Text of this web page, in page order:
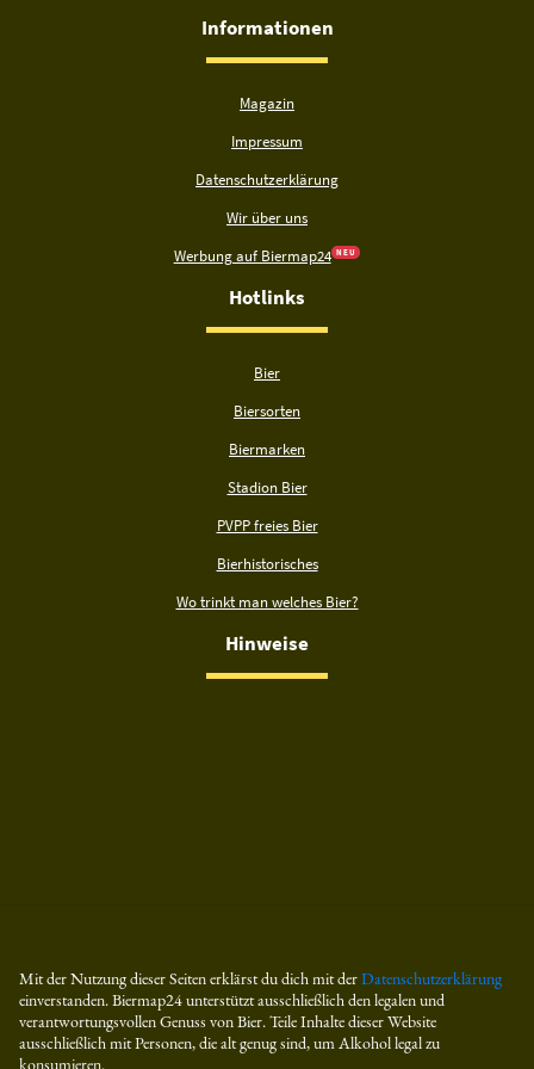
Informationen
Magazin
Impressum
Datenschutzerklärung
Wir über uns
Werbung auf Biermap24 N E U
Hotlinks
Bier
Biersorten
Biermarken
Stadion Bier
PVPP freies Bier
Bierhistorisches
Wo trinkt man welches Bier?
Hinweise
Mit der Nutzung dieser Seiten erklärst du dich mit derDatenschutzerklärung
einverstanden. Biermap24 unterstützt ausschließlich den legalen und
verantwortungsvollen Genuss von Bier. Teile Inhalte dieser Website
ausschließlich mit Personen, die alt genug sind, um Alkohol legal zu
konsumieren.